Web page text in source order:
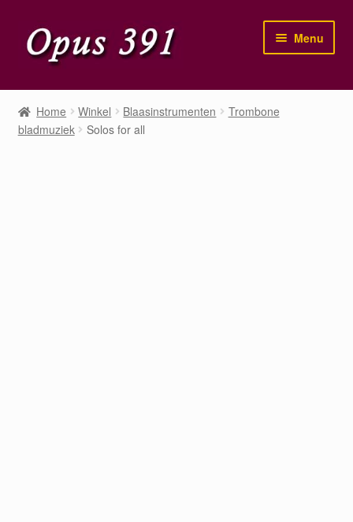
Ga
door
navigatie
Ga
naar
inhoud
Menu
Home
Winkel
Home Winkel Blaasinstrumenten
Trombone
bladmuziek
Solos for all